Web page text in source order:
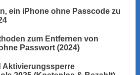
ein iPhone ohne Passcode zu
zum Entfernen von
Passwort (2024)
Aktivierungssperre